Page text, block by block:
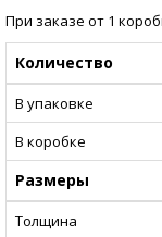
При заказе от 1
Количество
В упаковке
В коробке
Размеры
Толщина